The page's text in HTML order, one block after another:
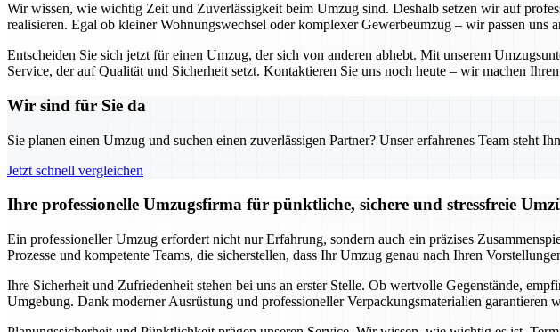
Wir wissen, wie wichtig Zeit und Zuverlässigkeit beim Umzug sind. Deshalb setzen wir auf
realisieren. Egal ob kleiner Wohnungswechsel oder komplexer Gewerbeumzug – wir passen uns
Entscheiden Sie sich jetzt für einen Umzug, der sich von anderen abhebt. Mit unserem
Service, der auf Qualität und Sicherheit setzt. Kontaktieren Sie uns noch heute – wir machen
Wir sind für Sie da
Sie planen einen Umzug und suchen einen zuverlässigen Partner? Unser erfahrenes Team steht
Jetzt schnell vergleichen
Ihre professionelle Umzugsfirma für pünktliche, sichere und stressfreie
Ein professioneller Umzug erfordert nicht nur Erfahrung, sondern auch ein präzises
Prozesse und kompetente Teams, die sicherstellen, dass Ihr Umzug genau nach Ihren
Ihre Sicherheit und Zufriedenheit stehen bei uns an erster Stelle. Ob wertvolle Gegenstände,
Umgebung. Dank moderner Ausrüstung und professioneller Verpackungsmaterialien garantieren